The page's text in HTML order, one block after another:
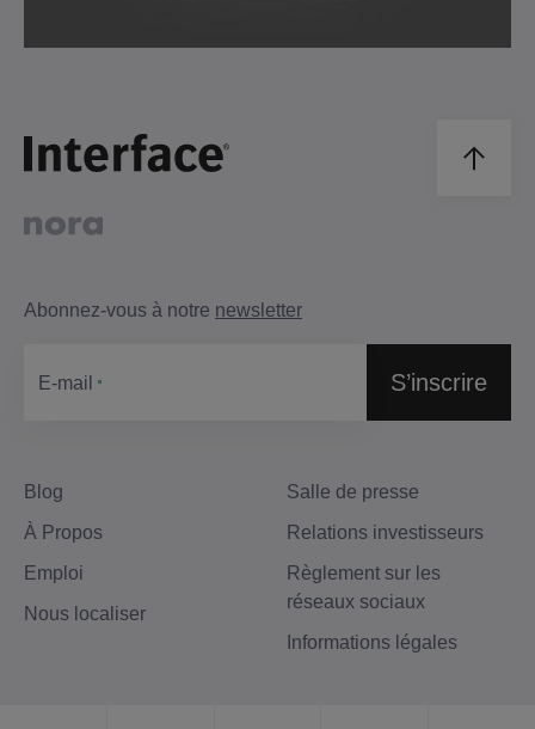
Blog
À Propos
Emploi
Nous localiser
Salle de presse
Relations investisseurs
Règlement sur les
réseaux sociaux
Informations légales
Abonnez-vous à notre newsletter
Е-mail S’inscrire